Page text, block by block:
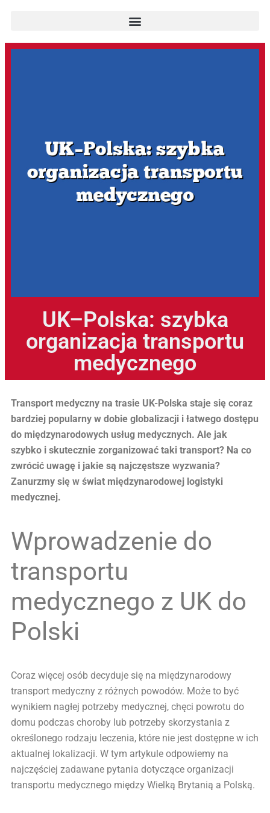
UK–Polska: szybka
organizacja transportu
medycznego
Transport medyczny na trasie UK-Polska staje się coraz
bardziej popularny w dobie globalizacji i łatwego dostępu
do międzynarodowych usług medycznych. Ale jak
szybko i skutecznie zorganizować taki transport? Na co
zwrócić uwagę i jakie są najczęstsze wyzwania?
Zanurzmy się w świat międzynarodowej logistyki
medycznej.
Wprowadzenie do
transportu
medycznego z UK do
Polski
Coraz więcej osób decyduje się na międzynarodowy
transport medyczny z różnych powodów. Może to być
wynikiem nagłej potrzeby medycznej, chęci powrotu do
domu podczas choroby lub potrzeby skorzystania z
określonego rodzaju leczenia, które nie jest dostępne w ich
aktualnej lokalizacji. W tym artykule odpowiemy na
najczęściej zadawane pytania dotyczące organizacji
transportu medycznego między Wielką Brytanią a Polską.